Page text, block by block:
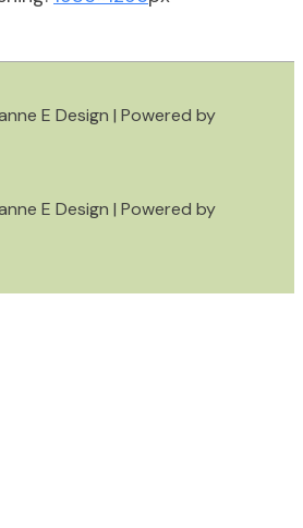
E Design | Powered by
E Design | Powered by